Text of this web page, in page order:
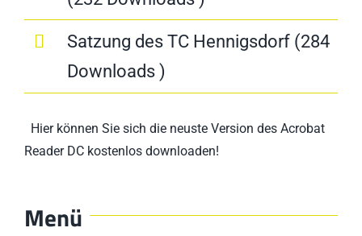
Satzung des TC Hennigsdorf (284
Downloads )
Hier können Sie sich die neuste Version des Acrobat
Reader DC kostenlos downloaden!
Menü